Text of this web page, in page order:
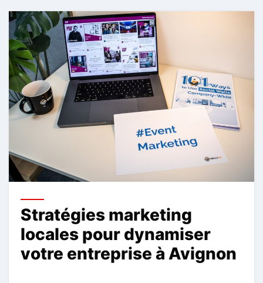
Stratégies marketing
locales pour dynamiser
votre entreprise à Avignon